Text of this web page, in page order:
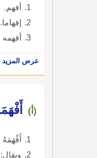
أفهم.
إفهاما.
عرض المزيد
(أ)